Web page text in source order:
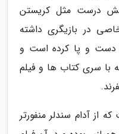
درست مثل کریستن
در بازیگری داشته
دست و پا کرده است و
با سری کتاب ها و فیلم
از آدام سندلر منفورتر